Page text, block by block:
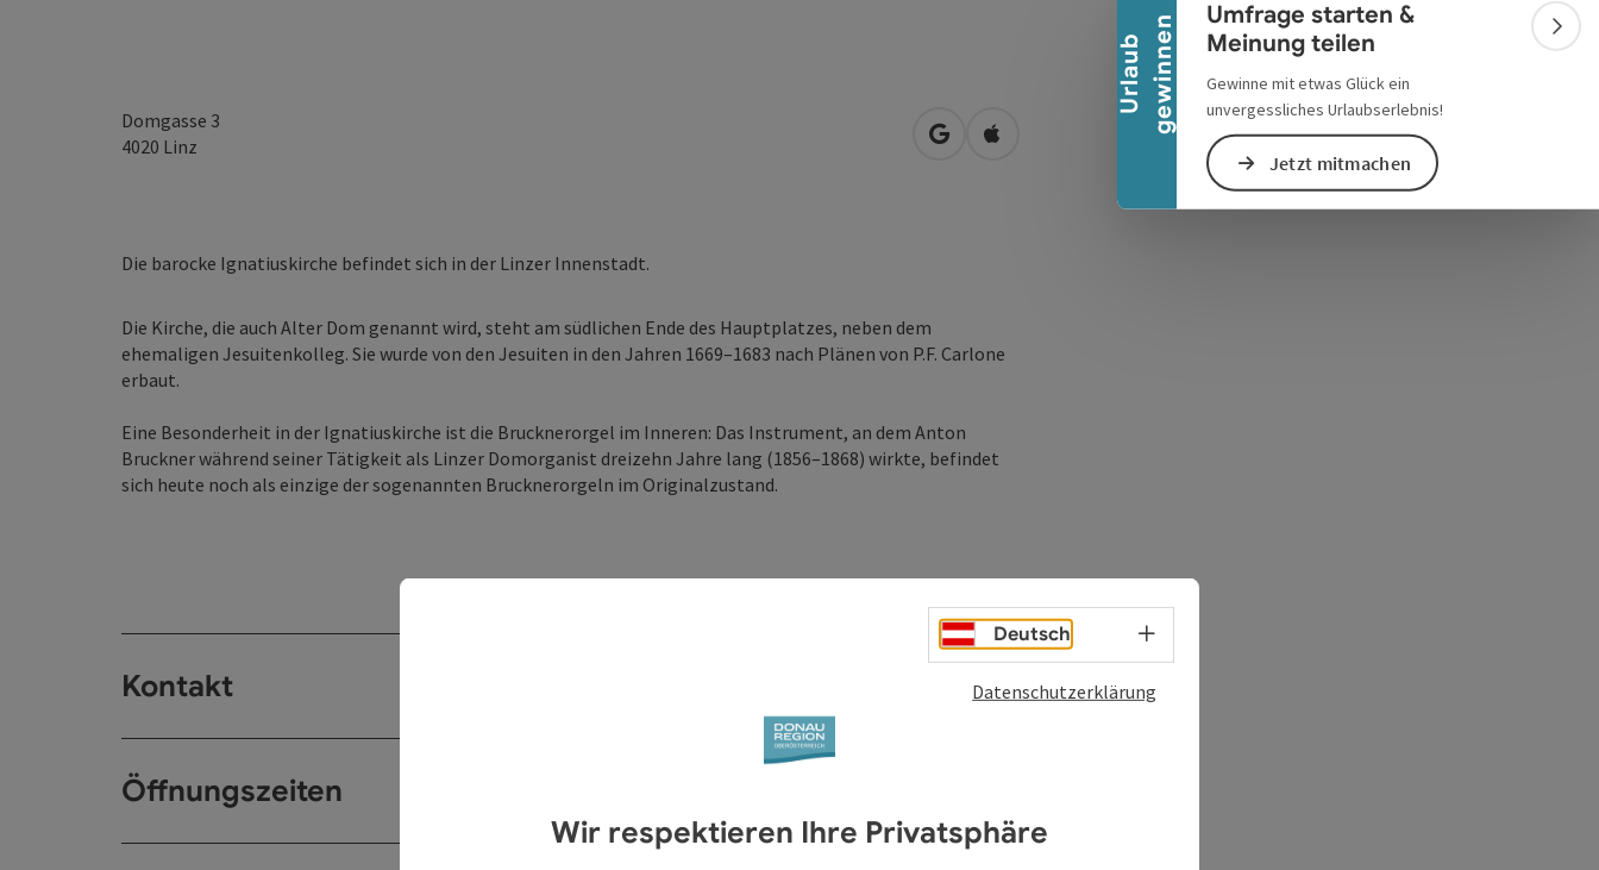
U
r
l
a
u
b
g
e
w
i
n
n
en
Umfrage starten &
Meinung teilen
Gewinne mit etwas Glück ein
unvergessliches Urlaubserlebnis!
Jetzt mitmachen
Domgasse 3
4020 Linz in Google Maps öffnen
in Apple Maps öffnen
Die barocke Ignatiuskirche befindet sich in der Linzer Innenstadt.
Die Kirche, die auch Alter Dom genannt wird, steht am südlichen Ende des Hauptplatzes, neben dem
ehemaligen Jesuitenkolleg. Sie wurde von den Jesuiten in den Jahren 1669–1683 nach Plänen von P.F. Carlone
erbaut.
Eine Besonderheit in der Ignatiuskirche ist die Brucknerorgel im Inneren: Das Instrument, an dem Anton
Bruckner während seiner Tätigkeit als Linzer Domorganist dreizehn Jahre lang (1856–1868) wirkte, befindet
sich heute noch als einzige der sogenannten Brucknerorgeln im Originalzustand.
Kontakt
Öffnungszeiten
Deutsch Sprachwahl - Menü öffnen
Datenschutzerklärung
Wir respektieren Ihre Privatsphäre